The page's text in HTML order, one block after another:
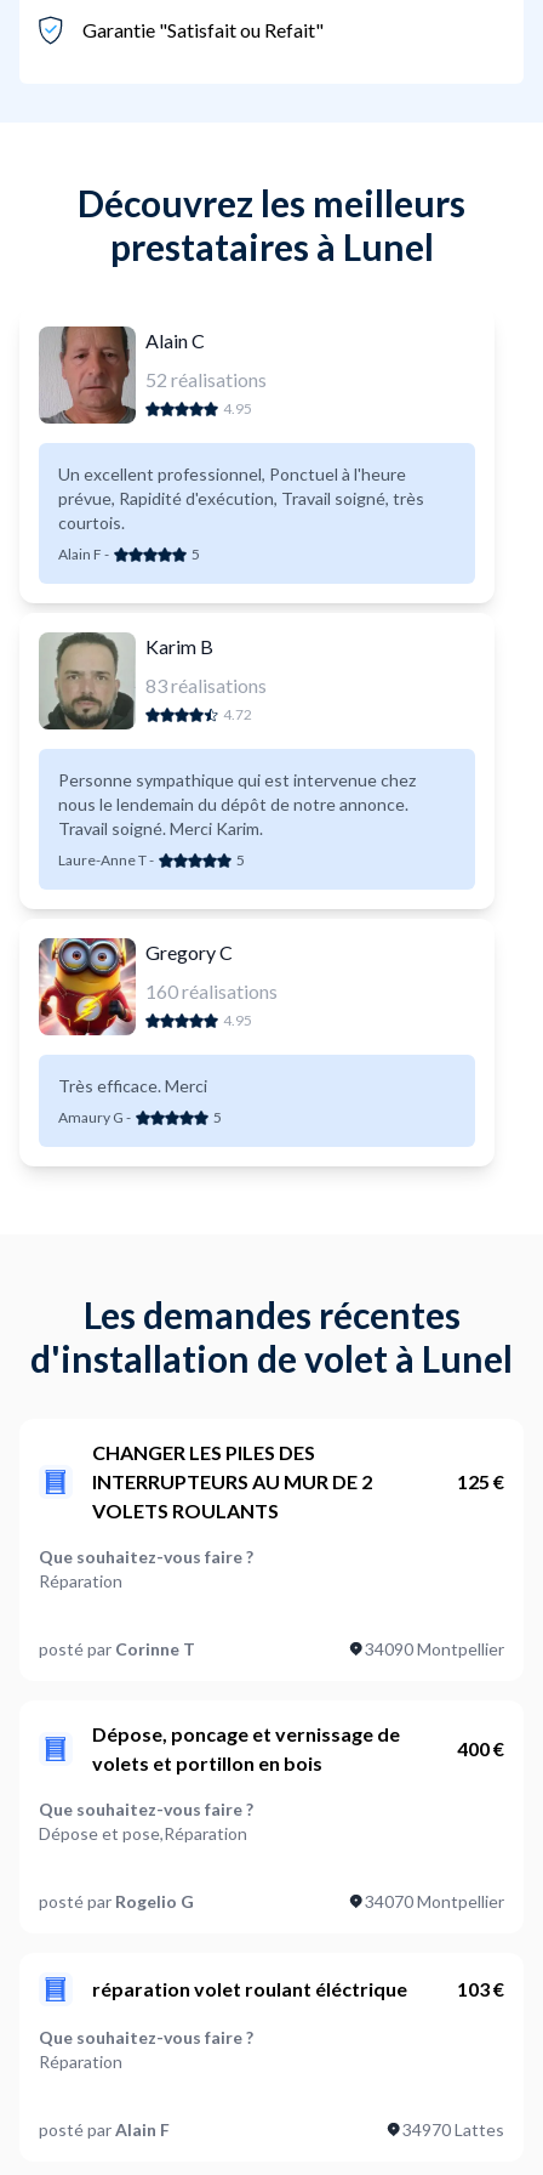
Garantie "Satisfait ou Refait"
Découvrez les meilleurs
prestataires à Lunel
Alain C
52 réalisations
4.95
Un excellent professionnel, Ponctuel à l'heure
prévue, Rapidité d'exécution, Travail soigné, très
courtois.
Alain F - 5
Karim B
83réalisations
4.72
Personne sympathique qui est intervenue chez
nous le lendemain du dépôt de notre annonce.
Travail soigné. Merci Karim.
Laure-Anne T- 5
Gregory C
160réalisations
4.95
Très efficace. Merci
Amaury G - 5
Les demandes récentes
d'installation de volet à Lunel
CHANGER LES PILES DES
INTERRUPTEURS AU MUR DE 2
VOLETS ROULANTS
125 €
Que souhaitez-vous faire ?
Réparation
2
Roulant
Quel type de matériaux pour vos volets ?
PVC
Faut-il prévoir des travaux de maçonnerie ?
posté par Corinne T 34090 Montpellier
Dépose, poncage et vernissage de
volets et portillon en bois
400 €
Que souhaitez-vous faire ?
Dépose et pose,Réparation
6
Battants
Quel type de matériaux pour vos volets ?
Bois
Non
posté par Rogelio G 34070 Montpellier
réparation volet roulant éléctrique 103 €
Que souhaitez-vous faire ?
Réparation
1
posté parAlain F 34970 Lattes